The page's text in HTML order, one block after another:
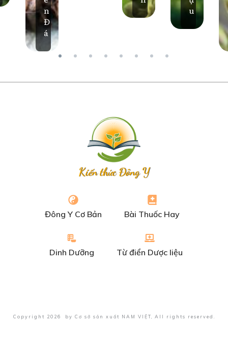
n
Đ
á
u
Kiến thức Đông Y
Đông Y Cơ Bản Bài Thuốc Hay
Dinh Dưỡng Từ điển Dược liệu
Copyright 2026 by Cơ sở sản xuất NAM VIỆT, All rights reserved.